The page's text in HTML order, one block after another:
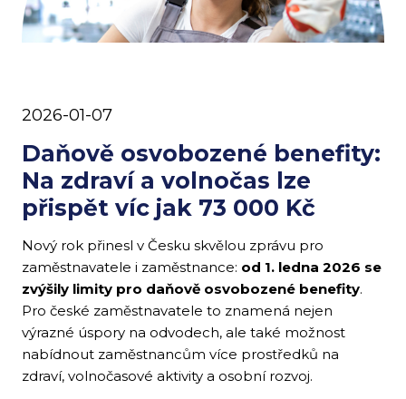
2026-01-07
Daňově osvobozené benefity:
Na zdraví a volnočas lze
přispět víc jak 73 000 Kč
Nový rok přinesl v Česku skvělou zprávu pro
zaměstnavatele i zaměstnance: od 1. ledna 2026 se
zvýšily limity pro daňově osvobozené benefity.
Pro české zaměstnavatele to znamená nejen
výrazné úspory na odvodech, ale také možnost
nabídnout zaměstnancům více prostředků na
zdraví, volnočasové aktivity a osobní rozvoj.